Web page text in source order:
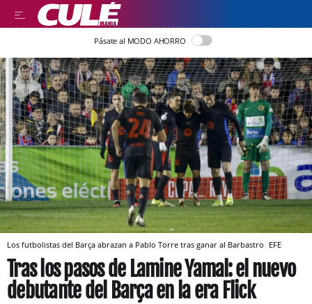
Pásate al MODO AHORRO
Los futbolistas del Barça abrazan a Pablo Torre tras ganar al Barbastro EFE
Tras los pasos de Lamine Yamal: el nuevo
debutante del Barça en la era Flick